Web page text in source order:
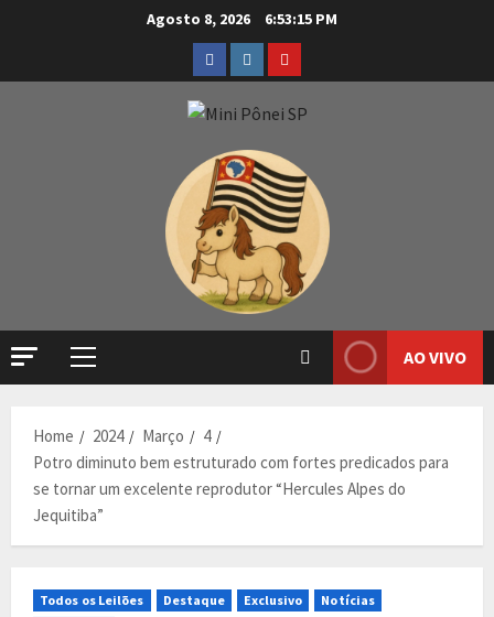
Agosto 8, 2026 6:53:15 PM
AO VIVO
Home 2024 Março
4
Potro diminuto bem estruturado com fortes predicados para
se tornar um excelente reprodutor “Hercules Alpes do
Jequitiba”
Todos os Leilões Destaque Exclusivo
Notícias